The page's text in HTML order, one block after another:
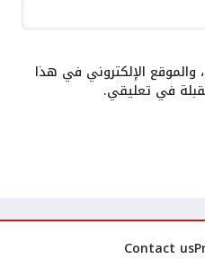
والموقع الإلكتروني في هذا
في تعليقي.
Contact us